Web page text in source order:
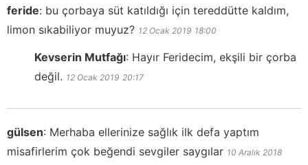
feride: bu çorbaya süt katıldığı için tereddütte kaldım,
limon sıkabiliyor muyuz? 12 Ocak 2019 18:00
Kevserin Mutfağı: Hayır Feridecim, ekşili bir çorba
değil. 12 Ocak 2019 20:17
gülsen: Merhaba ellerinize sağlık ilk defa yaptım
misafirlerim çok beğendi sevgiler saygılar 10 Aralık 2018